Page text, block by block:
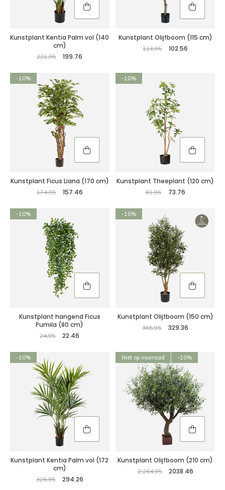
Kunstplant Kentia Palm vol (140
cm)
221,95 199.76
Kunstplant Olijfboom (115 cm)
113,95 102.56
-10%
Kunstplant Ficus Liana (170 cm)
174,95 157.46
-10%
Kunstplant Theeplant (120 cm)
81,95 73.76
-10%
Kunstplant hangend Ficus
Pumila (80 cm)
24,95 22.46
-10%
Kunstplant Olijfboom (150 cm)
365,95 329.36
-10%
Kunstplant Kentia Palm vol (172
cm)
326,95 294.26
Niet op voorraad -10%
Kunstplant Olijfboom (210 cm)
2.264,95 2038.46